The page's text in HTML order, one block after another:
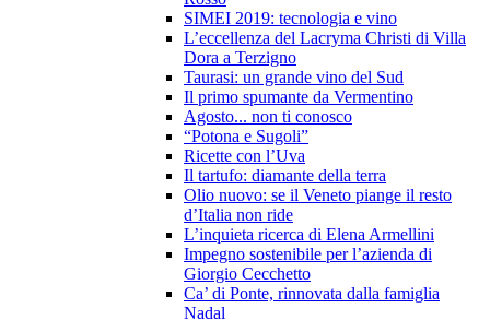
SIMEI 2019: tecnologia e vino
L’eccellenza del Lacryma Christi di Villa
Dora a Terzigno
Taurasi: un grande vino del Sud
Il primo spumante da Vermentino
Agosto... non ti conosco
“Potona e Sugoli”
Ricette con l’Uva
Il tartufo: diamante della terra
Olio nuovo: se il Veneto piange il resto
d’Italia non ride
L’inquieta ricerca di Elena Armellini
Impegno sostenibile per l’azienda di
Giorgio Cecchetto
Ca’ di Ponte, rinnovata dalla famiglia
Nadal